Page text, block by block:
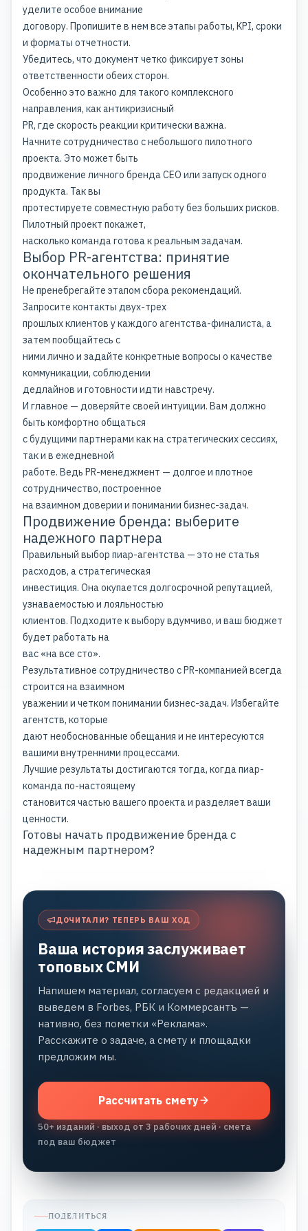
уделите особое внимание
договору. Пропишите в нем все этапы работы, KPI, сроки
и форматы отчетности.
Убедитесь, что документ четко фиксирует зоны
ответственности обеих сторон.
Особенно это важно для такого комплексного
направления, как антикризисный
PR, где скорость реакции критически важна.
Начните сотрудничество с небольшого пилотного
проекта. Это может быть
продвижение личного брендаCEO или запуск одного
продукта. Так вы
протестируете совместную работу без больших рисков.
Пилотный проект покажет,
насколько команда готова к реальным задачам.
Выбор PR-агентства: принятие
окончательного решения
Не пренебрегайте этапом сбора рекомендаций.
Запросите контакты двух-трех
прошлых клиентов у каждого агентства-финалиста, а
затем пообщайтесь с
ними лично и задайте конкретные вопросы о качестве
коммуникации, соблюдении
дедлайнов и готовности идти навстречу.
И главное — доверяйте своей интуиции. Вам должно
быть комфортно общаться
с будущими партнерами как на стратегических сессиях,
так и в ежедневной
работе. Ведь PR-менеджмент — долгое и плотное
сотрудничество, построенное
на взаимном доверии и понимании бизнес-задач.
Продвижение бренда: выберите
надежного партнера
Правильный выбор пиар-агентства — это не статья
расходов, а стратегическая
инвестиция. Она окупается долгосрочной репутацией,
узнаваемостью и лояльностью
клиентов. Подходите к выбору вдумчиво, и ваш бюджет
будет работать на
вас «на все сто».
Результативное сотрудничество с PR-компанией всегда
строится на взаимном
уважении и четком понимании бизнес-задач. Избегайте
агентств, которые
дают необоснованные обещания и не интересуются
вашими внутренними процессами.
Лучшие результаты достигаются тогда, когда пиар-
команда по-настоящему
становится частью вашего проекта и разделяет ваши
ценности.
Готовы начать продвижение бренда с
надежным партнером?
ДОЧИТАЛИ? ТЕПЕРЬ ВАШ ХОД
Ваша история заслуживает
топовых СМИ
Напишем материал, согласуем с редакцией и
выведем в Forbes, РБК и Коммерсантъ —
нативно, без пометки «Реклама».
Расскажите о задаче, а смету и площадки
предложим мы.
Рассчитать смету
50+ изданий · выход от 3 рабочих дней · смета
под ваш бюджет
ПОДЕЛИТЬСЯ